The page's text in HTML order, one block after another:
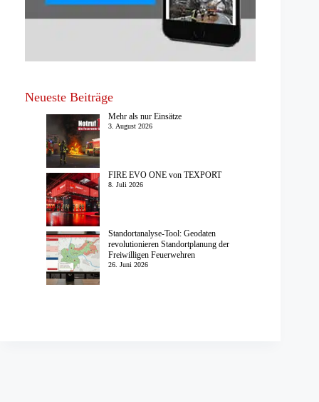
Neueste Beiträge
Mehr als nur Einsätze
3. August 2026
FIRE EVO ONE von TEXPORT
8. Juli 2026
Standortanalyse-Tool: Geodaten
revolutionieren Standortplanung der
Freiwilligen Feuerwehren
26. Juni 2026